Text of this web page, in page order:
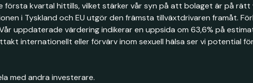
kvartal hittills, vilket stärker vår syn på att bolaget är på rätt
i Tyskland och EU utgör den främsta tillväxtdrivaren framåt.
uppdaterade värdering indikerar en uppsida om 63,6% på
internationellt eller förvärv inom sexuell hälsa ser vi potential
med andra investerare.